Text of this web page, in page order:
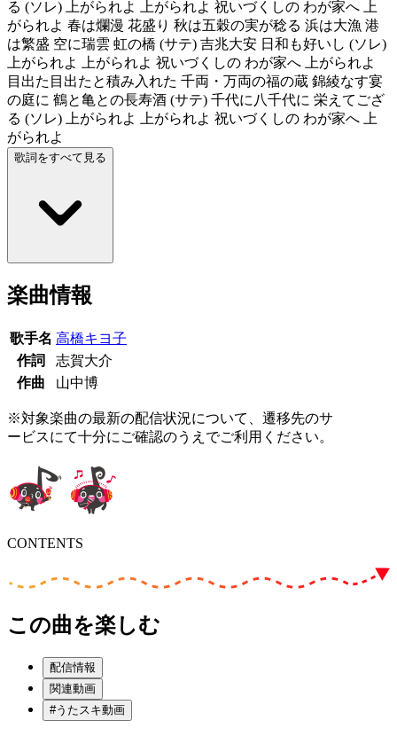
る (ソレ) 上がられよ 上がられよ 祝いづくしの わが家へ 上
がられよ 春は爛漫 花盛り 秋は五穀の実が稔る 浜は大漁 港
は繁盛 空に瑞雲 虹の橋 (サテ) 吉兆大安 日和も好いし (ソレ)
上がられよ 上がられよ 祝いづくしの わが家へ 上がられよ
目出た目出たと積み入れた 千両・万両の福の蔵 錦綾なす宴
の庭に 鶴と亀との長寿酒 (サテ) 千代に八千代に 栄えてござ
る (ソレ) 上がられよ 上がられよ 祝いづくしの わが家へ 上
がられよ
歌詞をすべて見る
楽曲情報
歌手名 高橋キヨ子
作詞
志賀大介
作曲
山中博
※対象楽曲の最新の配信状況について、遷移先のサ
ービスにて十分にご確認のうえでご利用ください。
CONTENTS
この曲を楽しむ
配信情報
関連動画
#うたスキ動画